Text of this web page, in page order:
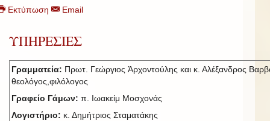
Εκτύπωση Email
ΥΠΗΡΕΣΙΕΣ
Γραμματεία: Πρωτ. Γεώργιος Ἀρχοντούλης και κ. Αλέξανδρος
θεολόγος,φιλόλογος
Γραφείο Γάμων: π. Ιωακείμ Μοσχονάς
Λογιστήριο: κ. Δημήτριος Σταματάκης